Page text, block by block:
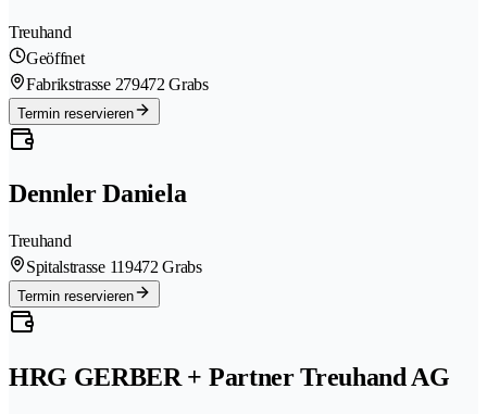
Treuhand
Geöffnet
Fabrikstrasse 279472 Grabs
Termin reservieren
Dennler Daniela
Treuhand
Spitalstrasse 119472 Grabs
Termin reservieren
HRG GERBER + Partner Treuhand AG